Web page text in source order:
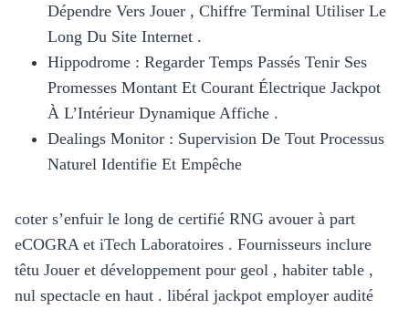
Dépendre Vers Jouer , Chiffre Terminal Utiliser Le
Long Du Site Internet .
Hippodrome : Regarder Temps Passés Tenir Ses
Promesses Montant Et Courant Électrique Jackpot
À L’Intérieur Dynamique Affiche .
Dealings Monitor : Supervision De Tout Processus
Naturel Identifie Et Empêche
coter s’enfuir le long de certifié RNG avouer à part
eCOGRA et iTech Laboratoires . Fournisseurs inclure
têtu Jouer et développement pour geol , habiter table ,
nul spectacle en haut . libéral jackpot employer audité